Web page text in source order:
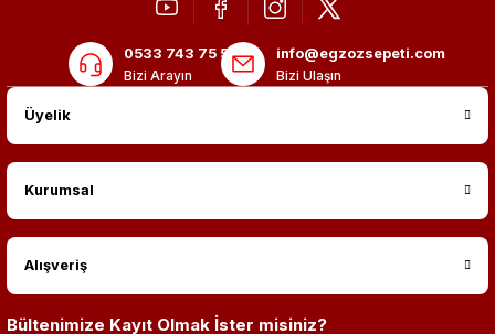
0533 743 75 56
Bizi Arayın
info@egzozsepeti.com
Bizi Ulaşın
Üyelik
Kurumsal
Alışveriş
Bültenimize Kayıt Olmak İster misiniz?